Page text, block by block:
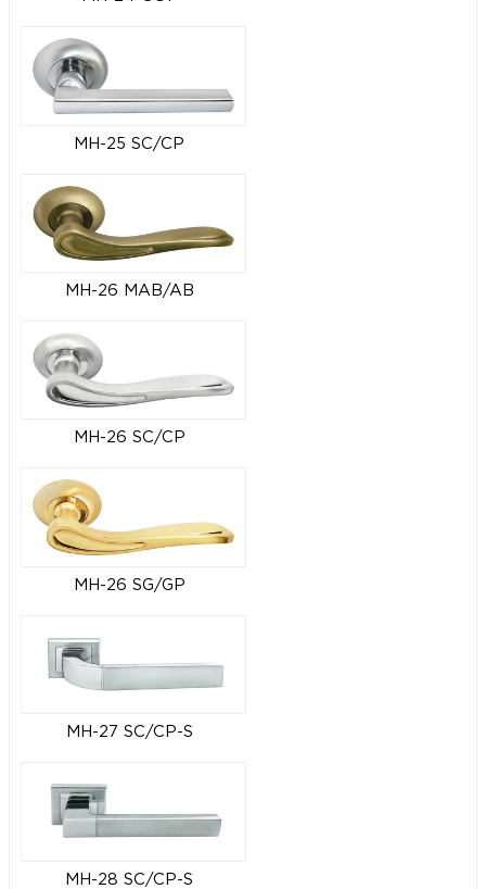
MH-25 SC/CP
MH-26 MAB/AB
MH-26 SC/CP
MH-26 SG/GP
MH-27 SC/CP-S
MH-28 SC/CP-S